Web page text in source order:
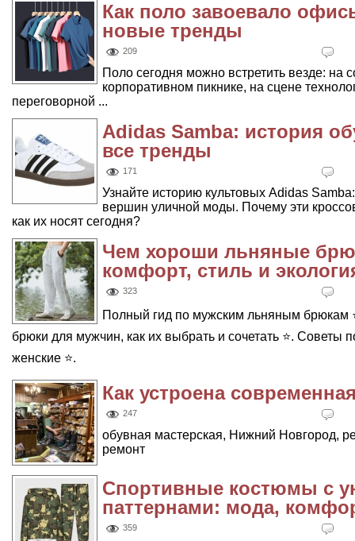
Как поло завоевало
новые тренды
209
Поло сегодня можно встретить везде: на
корпоративном пикнике, на сцене
переговорной ...
Adidas Samba: история
все тренды
171
Узнайте историю культовых Adidas
вершин уличной моды. Почему эти
как их носят сегодня?
Чем хороши льняные
комфорт, стиль и
323
Полный гид по мужским льняным брюкам
брюки для мужчин, как их выбрать и сочетать ⭐. Советы
женские ⭐.
Как устроена
247
обувная мастерская, Нижний Новгород,
ремонт
Спортивные костюмы с
паттернами: мода,
359